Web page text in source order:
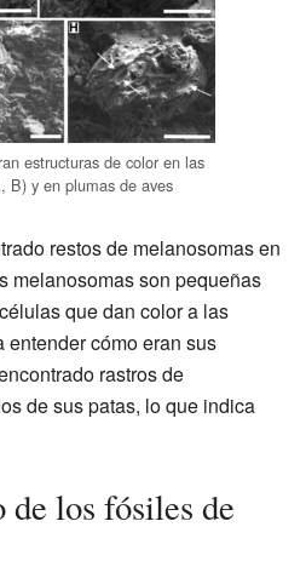
estructuras de color en las
B) y en plumas de aves
restos de melanosomas en
melanosomas son pequeñas
que dan color a las
entender cómo eran sus
rastros de
de sus patas, lo que indica
los fósiles de